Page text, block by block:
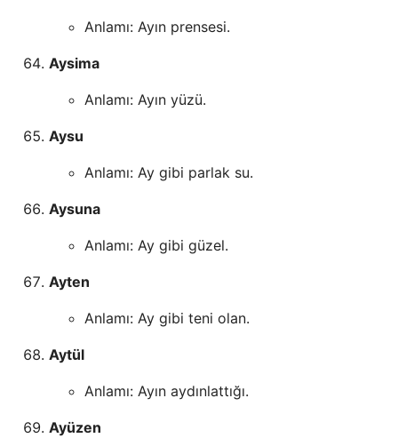
Anlamı: Ayın prensesi.
Aysima
Anlamı: Ayın yüzü.
Aysu
Anlamı: Ay gibi parlak su.
Aysuna
Anlamı: Ay gibi güzel.
Ayten
Anlamı: Ay gibi teni olan.
Aytül
Anlamı: Ayın aydınlattığı.
Ayüzen